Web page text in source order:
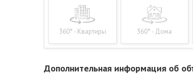
360° - Квартиры 360° - Дома
Дополнительная информация об